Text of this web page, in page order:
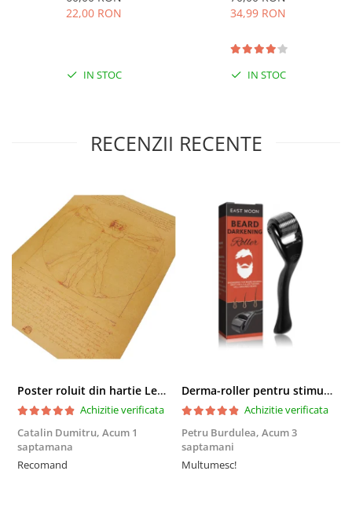
Protect
22,00 RON
IN STOC
34,99 RON
IN STOC
RECENZII RECENTE
Poster roluit din hartie Leonardo Da Vinci, Vitruvian Man, vintage, 51x35 cm
Achizitie verificata
Catalin Dumitru, Acum 1
saptamana
Recomand
Derma-roller pentru stimularea cresterii parului, scalp si barba, Beard Roller
Achizitie verificata
Petru Burdulea, Acum 3
saptamani
Multumesc!